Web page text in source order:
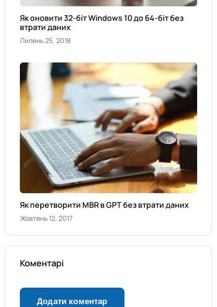
Як оновити 32-біт Windows 10 до 64-біт без
втрати даних
Липень 25, 2018
Як перетворити MBR в GPT без втрати даних
Жовтень 12, 2017
Коментарі